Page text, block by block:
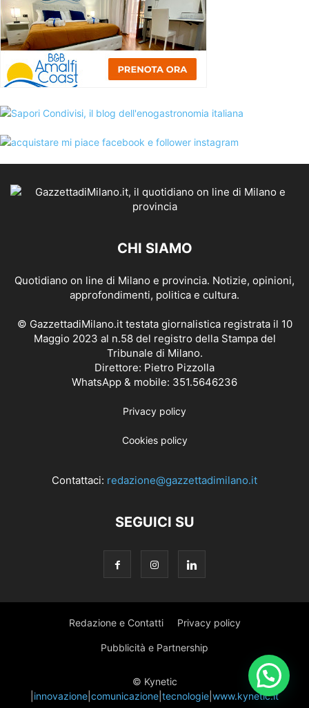
CHI SIAMO
Quotidiano on line di Milano e provincia. Notizie, opinioni,
approfondimenti, politica e cultura.
© GazzettadiMilano.it testata giornalistica registrata il 10
Maggio 2023 al n.58 del registro della Stampa del
Tribunale di Milano.
Direttore: Pietro Pizzolla
WhatsApp & mobile: 351.5646236
Privacy policy
Cookies policy
Contattaci: redazione@gazzettadimilano.it
SEGUICI SU
Redazione e Contatti Privacy policy
Pubblicità e Partnership
© Kynetic
innovazione comunicazione tecnologie www.kynetic.it